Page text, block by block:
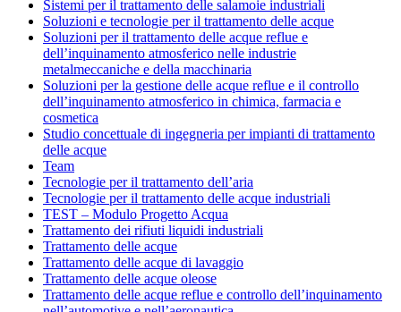
Sistemi per il trattamento delle salamoie industriali
Soluzioni e tecnologie per il trattamento delle acque
Soluzioni per il trattamento delle acque reflue e
dell’inquinamento atmosferico nelle industrie
metalmeccaniche e della macchinaria
Soluzioni per la gestione delle acque reflue e il controllo
dell’inquinamento atmosferico in chimica, farmacia e
cosmetica
Studio concettuale di ingegneria per impianti di trattamento
delle acque
Team
Tecnologie per il trattamento dell’aria
Tecnologie per il trattamento delle acque industriali
TEST – Modulo Progetto Acqua
Trattamento dei rifiuti liquidi industriali
Trattamento delle acque
Trattamento delle acque di lavaggio
Trattamento delle acque oleose
Trattamento delle acque reflue e controllo dell’inquinamento